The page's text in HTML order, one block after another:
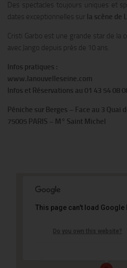
Des spectacles toujours uniques et
dates exceptionnelles sur la scène de
Cristi Garbo est une grande star de la
avec Jango depuis près de 10 ans.
Infos pratiques :
www.lanouvelleseine.com
Infos et Réservations au 01 43 54 08
Péniche sur Berges – Face au 3 Quai
75005 PARIS – M° Saint Michel
La Nouvelle Seine -
This page can't load Google
Do you own this website?